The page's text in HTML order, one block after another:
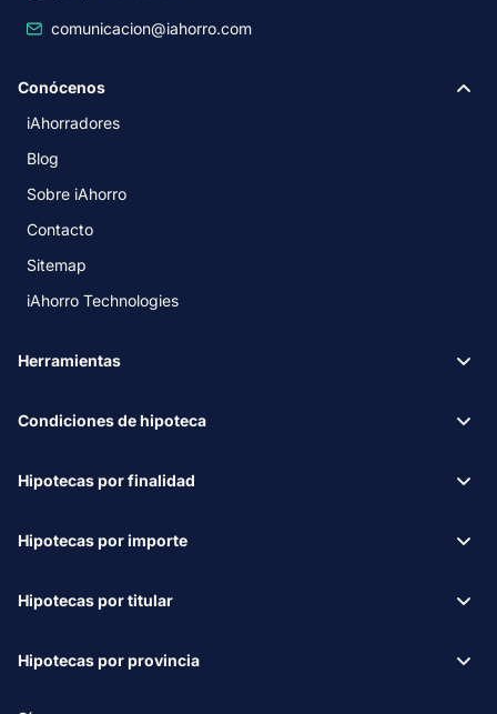
comunicacion@iahorro.com
Conócenos
iAhorradores
Blog
Sobre iAhorro
Contacto
Sitemap
iAhorro Technologies
Herramientas
Condiciones de hipoteca
Hipotecas por finalidad
Hipotecas por importe
Hipotecas por titular
Hipotecas por provincia